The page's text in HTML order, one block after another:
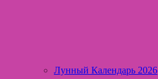
Лунный Календарь 2026